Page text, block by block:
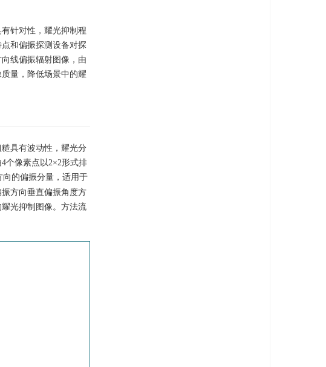
针对性，耀光抑制程
和偏振探测设备对探
线偏振辐射图像，由
量，降低场景中的耀
具有波动性，耀光分
个像素点以2×2形式排
的偏振分量，适用于
方向垂直偏振角度方
光抑制图像。方法流